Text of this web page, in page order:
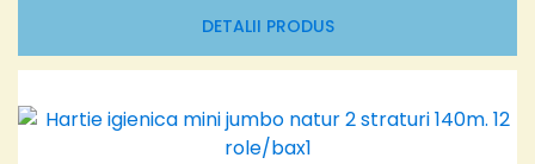
DETALII PRODUS